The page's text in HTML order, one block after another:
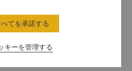
典をご利用いただけるなど、旅慣れ
だけるきめ細やかなサービスをご提
キーを管理する
てを承諾する